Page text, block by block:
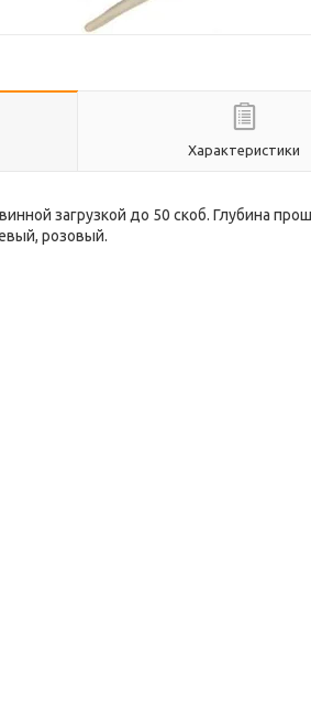
Характеристики
загрузкой до 50 скоб. Глубина
розовый.